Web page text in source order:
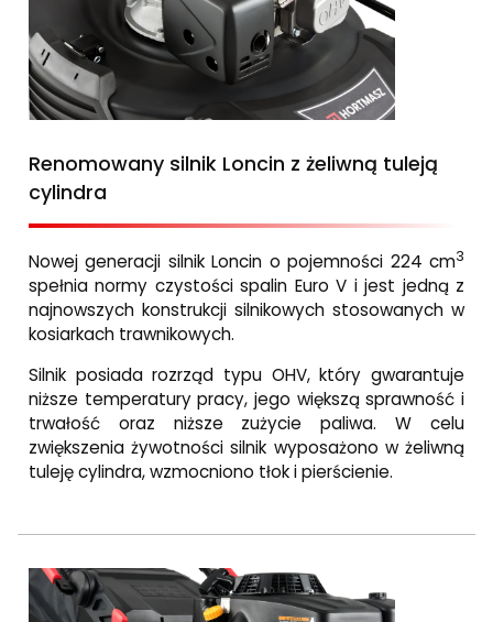
Renomowany silnik Loncin z żeliwną tuleją
cylindra
Nowej generacji silnik Loncin o pojemności 224 cm3
spełnia normy czystości spalin Euro V i jest jedną z
najnowszych konstrukcji silnikowych stosowanych w
kosiarkach trawnikowych.
Silnik posiada rozrząd typu OHV, który gwarantuje
niższe temperatury pracy, jego większą sprawność i
trwałość oraz niższe zużycie paliwa. W celu
zwiększenia żywotności silnik wyposażono w żeliwną
tuleję cylindra, wzmocniono tłok i pierścienie.